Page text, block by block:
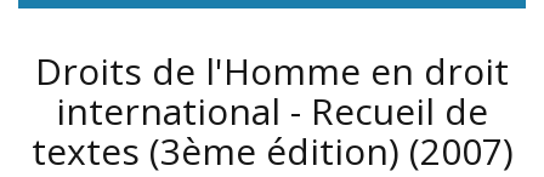
Droits de l'Homme en droit
international - Recueil de
textes (3ème édition) (2007)